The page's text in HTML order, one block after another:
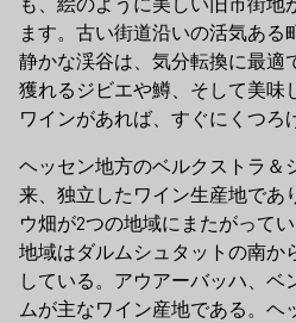
ます。古い街道沿いの活気あ
静かな渓谷は、気分転換に最適
獲れるジビエや鱒、そして美味
ワインがあれば、すぐにくつろ
ヘッセン地方のベルクストラ＆
来、独立したワイン生産地であ
ウ畑が2つの地域にまたがって
地域はダルムシュタットの南か
している。アウアーバッハ、ベ
ムが主なワイン産地である。